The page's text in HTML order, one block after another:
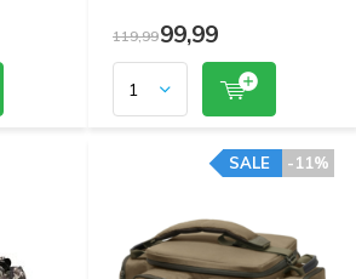
119,9999,99
-11%
SALE